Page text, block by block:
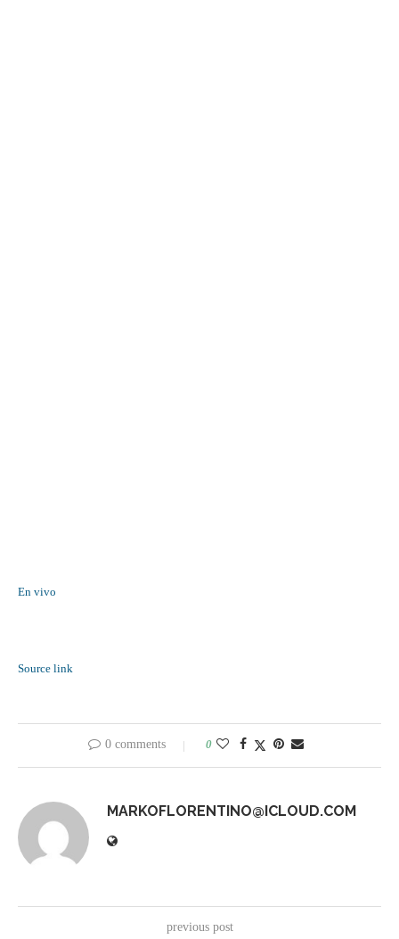
En vivo
Source link
0 comments 0
MARKOFLORENTINO@ICLOUD.COM
previous post